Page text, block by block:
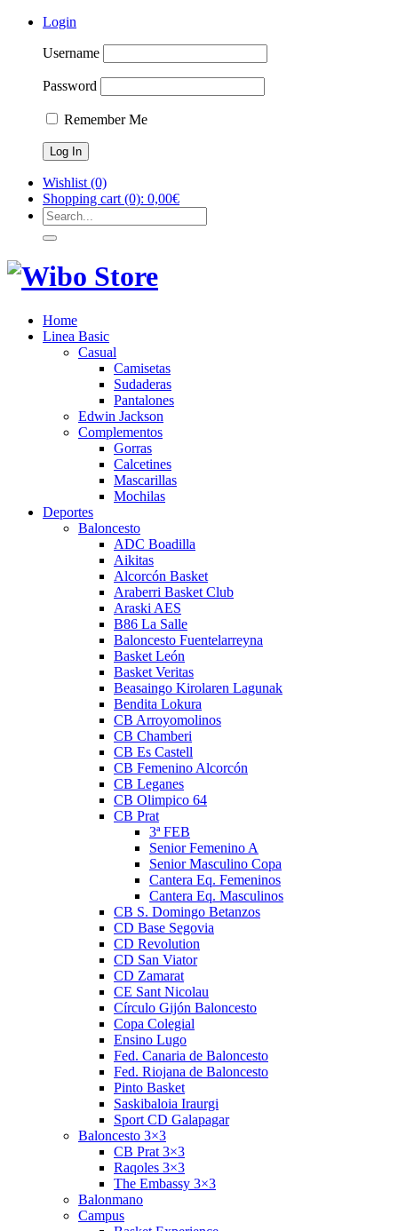
Login
Username
Password
Remember Me
Wishlist (0)
Shopping cart (0): 0,00€
Home
Linea Basic
Casual
Camisetas
Sudaderas
Pantalones
Edwin Jackson
Complementos
Gorras
Calcetines
Mascarillas
Mochilas
Deportes
Baloncesto
ADC Boadilla
Aikitas
Alcorcón Basket
Araberri Basket Club
Araski AES
B86 La Salle
Baloncesto Fuentelarreyna
Basket León
Basket Veritas
Beasaingo Kirolaren Lagunak
Bendita Lokura
CB Arroyomolinos
CB Chamberi
CB Es Castell
CB Femenino Alcorcón
CB Leganes
CB Olimpico 64
CB Prat
3ª FEB
Senior Femenino A
Senior Masculino Copa
Cantera Eq. Femeninos
Cantera Eq. Masculinos
CB S. Domingo Betanzos
CD Base Segovia
CD Revolution
CD San Viator
CD Zamarat
CE Sant Nicolau
Círculo Gijón Baloncesto
Copa Colegial
Ensino Lugo
Fed. Canaria de Baloncesto
Fed. Riojana de Baloncesto
Pinto Basket
Saskibaloia Iraurgi
Sport CD Galapagar
Baloncesto 3×3
CB Prat 3×3
Raqoles 3×3
The Embassy 3×3
Balonmano
Campus